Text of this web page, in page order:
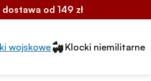
od 149 zł
segmentów2
wojskowe Klocki niemilitarne